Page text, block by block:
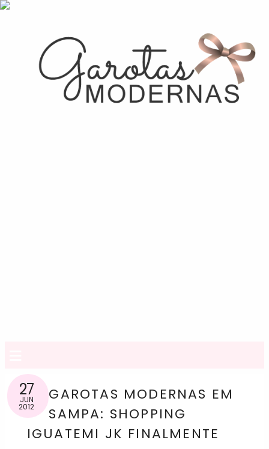
27
JUN
2012
GAROTAS MODERNAS EM
SAMPA: SHOPPING
IGUATEMI JK FINALMENTE